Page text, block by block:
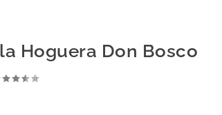
Hoguera Don Bosco